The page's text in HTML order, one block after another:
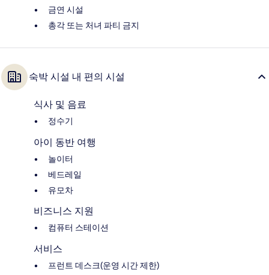
금연 시설
총각 또는 처녀 파티 금지
숙박 시설 내 편의 시설
식사 및 음료
정수기
아이 동반 여행
놀이터
베드레일
유모차
비즈니스 지원
컴퓨터 스테이션
서비스
프런트 데스크(운영 시간 제한)